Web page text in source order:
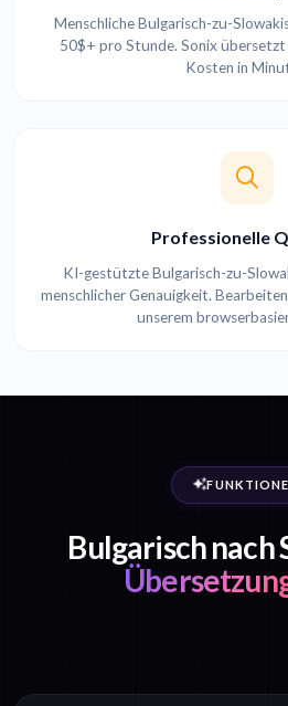
Menschliche Bulgarisch-zu-
50$+ pro Stunde. Sonix
Kosten in
Professionelle
KI-gestützte Bulgarisch-zu-
menschlicher Genauigkeit.
unserem
Bulgarisch nach